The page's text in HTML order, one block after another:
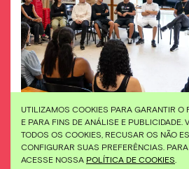
UTILIZAMOS COOKIES PARA GARANTIR O
E PARA FINS DE ANÁLISE E PUBLICIDADE.
TODOS OS COOKIES, RECUSAR OS NÃO
CONFIGURAR SUAS PREFERÊNCIAS.
ACESSE NOSSA POLÍTICA DE COOKIES